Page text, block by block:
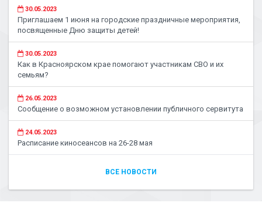
30.05.2023
Приглашаем 1 июня на городские праздничные мероприятия,
посвященные Дню защиты детей!
30.05.2023
Как в Красноярском крае помогают участникам СВО и их
семьям?
26.05.2023
Сообщение о возможном установлении публичного сервитута
24.05.2023
Расписание киносеансов на 26-28 мая
ВСЕ НОВОСТИ